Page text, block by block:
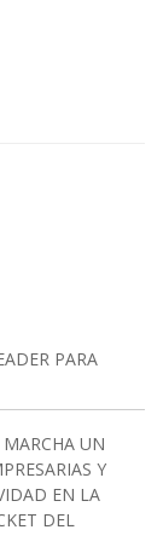
PARA
UN
Y
EN LA
DEL